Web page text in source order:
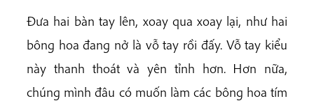
Đưa hai bàn tay lên, xoay qua xoay lại, như hai
bông hoa đang nở là vỗ tay rồi đấy. Vỗ tay kiểu
này thanh thoát và yên tỉnh hơn. Hơn nữa,
chúng mình đâu có muốn làm các bông hoa tím